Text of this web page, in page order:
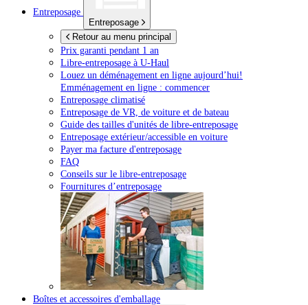
Entreposage
Entreposage
Retour au menu principal
Prix garanti pendant 1 an
Libre-entreposage à U-Haul
Louez un déménagement en ligne aujourd’hui!
Emménagement en ligne : commencer
Entreposage climatisé
Entreposage de VR, de voiture et de bateau
Guide des tailles d'unités de libre-entreposage
Entreposage extérieur/accessible en voiture
Payer ma facture d'entreposage
FAQ
Conseils sur le libre-entreposage
Fournitures d’entreposage
Boîtes et accessoires d'emballage